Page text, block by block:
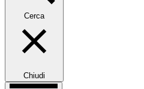
Cerca
Chiudi